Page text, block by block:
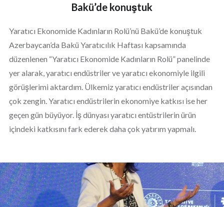
Bakü’de konuştuk
Yaratıcı Ekonomide Kadınların Rolü’nü Bakü’de konuştuk
Azerbaycan’da Bakü Yaratıcılık Haftası kapsamında
düzenlenen “Yaratıcı Ekonomide Kadınların Rolü” panelinde
yer alarak, yaratıcı endüstriler ve yaratıcı ekonomiyle ilgili
görüşlerimi aktardım. Ülkemiz yaratıcı endüstriler açısından
çok zengin. Yaratıcı endüstrilerin ekonomiye katkısı ise her
geçen gün büyüyor. İş dünyası yaratıcı entüstrilerin ürün
içindeki katkısını fark ederek daha çok yatırım yapmalı.